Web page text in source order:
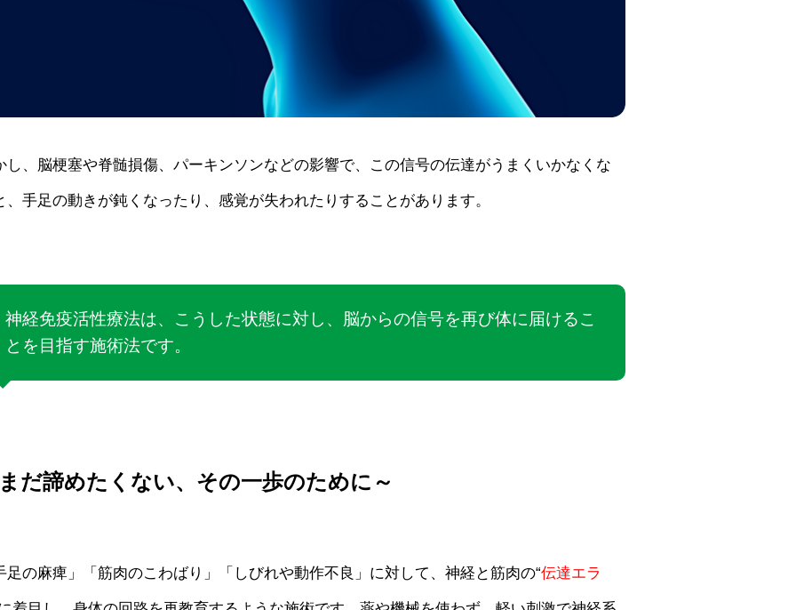
し、脳梗塞や脊髄損傷、パーキンソンなどの影響で、この信号の伝達がうまくいかなくな
、手足の動きが鈍くなったり、感覚が失われたりすることがあります。
神経免疫活性療法は、こうした状態に対し、脳からの信号を再び体に届けるこ
とを目指す施術法です。
だ諦めたくない、その一歩のために～
足の麻痺」「筋肉のこわばり」「しびれや動作不良」に対して、神経と筋肉の“伝達エラ